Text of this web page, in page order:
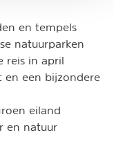
en tempels
natuurparken
reis in april
en een bijzondere
eiland
en natuur